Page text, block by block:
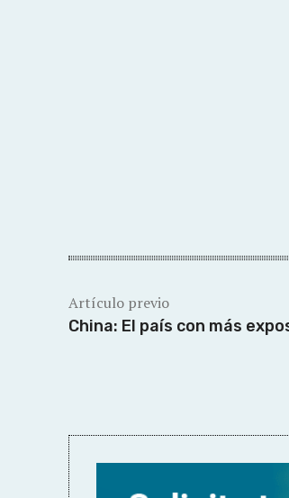
Artículo previo
China: El país con más